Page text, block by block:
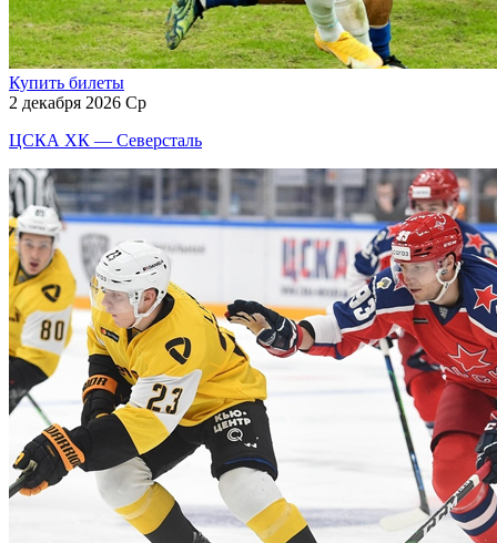
Купить билеты
2 декабря 2026 Ср
ЦСКА ХК — Северсталь